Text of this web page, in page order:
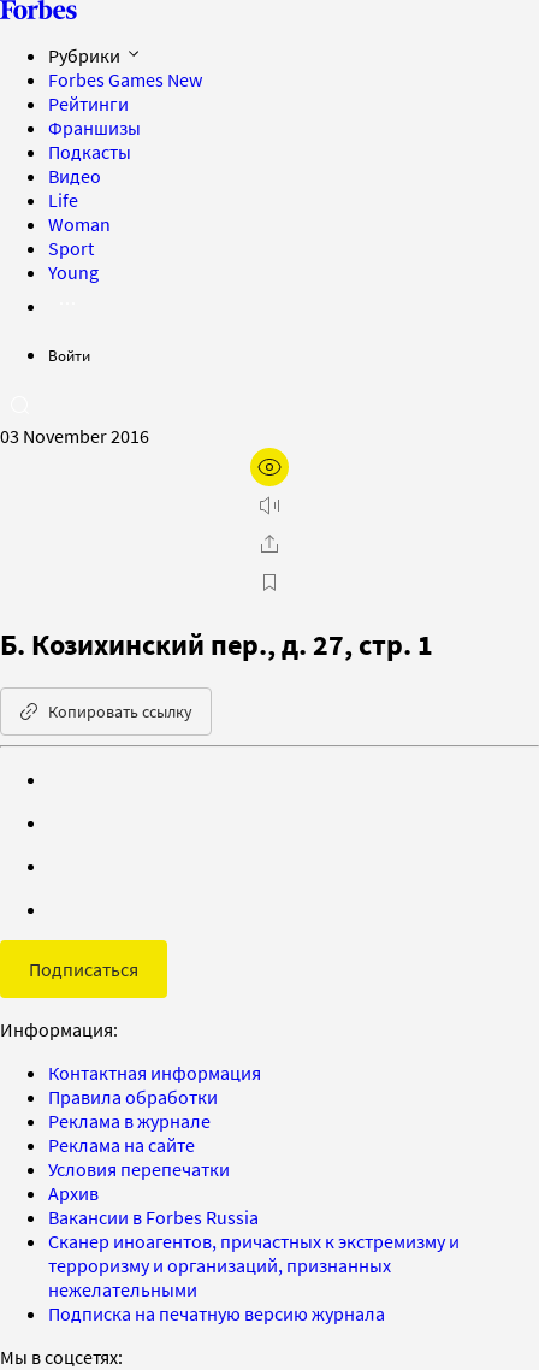
Рубрики
Forbes Games New
Рейтинги
Франшизы
Подкасты
Видео
Life
Woman
Sport
Young
Войти
03 November 2016
Б. Козихинский пер., д. 27, стр. 1
Копировать ссылку
Подписаться
Информация:
Контактная информация
Правила обработки
Реклама в журнале
Реклама на сайте
Условия перепечатки
Архив
Вакансии в Forbes Russia
Сканер иноагентов, причастных к экстремизму и
терроризму и организаций, признанных
нежелательными
Подписка на печатную версию журнала
Мы в соцсетях: